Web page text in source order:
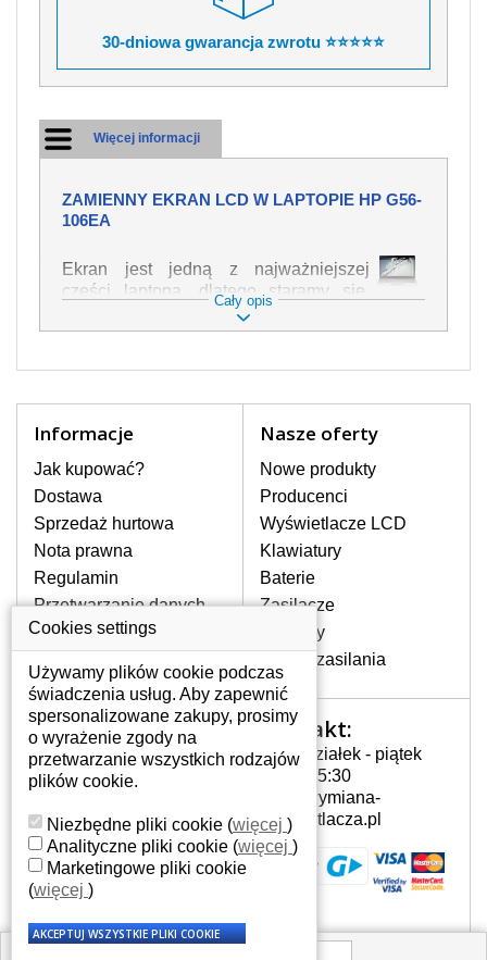
30-dniowa gwarancja zwrotu ⭐⭐⭐⭐⭐
Więcej informacji
ZAMIENNY EKRAN LCD W LAPTOPIE HP G56-
106EA
Ekran jest jedną z najważniejszej
części laptopa, dlatego staramy się,
żeby był jak najwyższej jakości. Służy
on do wyświetlania tekstu lub obrazu w
z nim z jak największą ostrożnością. Do
zaliczyć uszkodzenia mechaniczne np.
rozbity lub pęknięty ekran, następnie
pojawiające się pionowe pasy, ciemny
ekran, migotanie lub nierównomierną
jasność ekranu.
NAJWYŻSZEJ JAKOŚCI!
W naszym magazynie przez
cały okres gwarancji posiadamy
wyłącznie wysokiej jakości
oryginalne matryce klasy A+ bez
wadliwych pikseli.
JAK WYBRAĆ ODPOWIEDNI EKRAN
DO LAPTOPA HP G56-106EA?
Odpowiedni ekran można dobrać do
konkretnego modelu laptopa, którego
oznaczenie można znaleźć na naklejce
na spodzie laptopa lub pod baterią, bywa
również umieszczone na ramkach lub
pęknięty ekran został zdemontowany, w
Cały opis
Informacje
Jak kupować?
Dostawa
Sprzedaż hurtowa
Nota prawna
Regulamin
Przetwarzanie danych
osobowych
Gdzie nas znajdziesz
Nasze oferty
Nowe produkty
Producenci
Wyświetlacze LCD
Klawiatury
Baterie
Zasilacze
Zawiasy
Złącza zasilania
Twoje konto
Twoje konto
Dane osobowe
Adresy
Historia zamówień
Kontakt:
Poniedziałek - piątek
7:00 - 15:30
info@wymiana-
wyswietlacza.pl
Cookies settings
Używamy plików cookie podczas
świadczenia usług. Aby zapewnić
spersonalizowane zakupy, prosimy
o wyrażenie zgody na
przetwarzanie wszystkich rodzajów
plików cookie.
Niezbędne pliki cookie (więcej )
Analityczne pliki cookie (więcej )
Marketingowe pliki cookie
(więcej )